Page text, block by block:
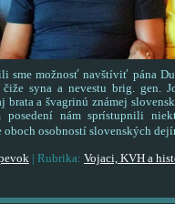
možnosť navštíviť pána
čiže syna a nevestu brig. gen.
brata a švagrinú známej
posedení nám sprístupnili
oboch osobností slovenských
Rubrika: Vojaci, KVH a